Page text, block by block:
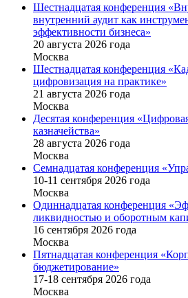
Шестнадцатая конференция
внутренний аудит как
эффективности бизнеса»
20 августа 2026 года
Москва
Шестнадцатая конференция
цифровизация на практике»
21 августа 2026 года
Москва
Десятая конференция
казначейства»
28 августа 2026 года
Москва
Семнадцатая конференция
10-11 сентября 2026 года
Москва
Одиннадцатая конференция
ликвидностью и оборотным
16 cентября 2026 года
Москва
Пятнадцатая конференция
бюджетирование»
17-18 сентября 2026 года
Москва